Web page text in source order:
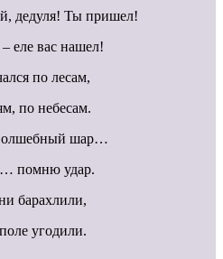
дедуля! Ты пришел!
еле вас нашел!
по лесам,
по небесам.
шар…
помню удар.
барахлили,
угодили.